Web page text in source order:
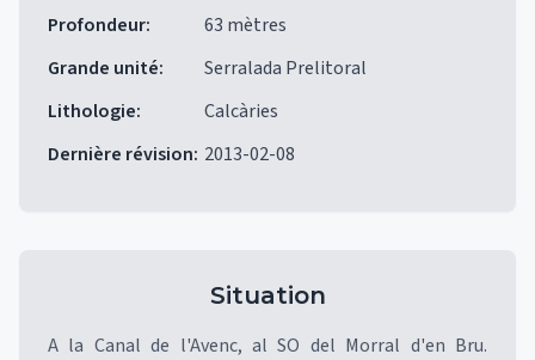
Profondeur:
63 mètres
Grande unité:
Serralada Prelitoral
Lithologie:
Calcàries
Dernière révision: 2013-02-08
Situation
A la Canal de l'Avenc, al SO del Morral d'en Bru.